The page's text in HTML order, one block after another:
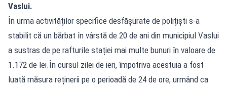
Vaslui.
În urma activităților specifice desfășurate de polițiști s-a
stabilit că un bărbat în vârstă de 20 de ani din municipiul Vaslui
a sustras de pe rafturile stației mai multe bunuri în valoare de
1.172 de lei.În cursul zilei de ieri, împotriva acestuia a fost
luată măsura reținerii pe o perioadă de 24 de ore, urmând ca